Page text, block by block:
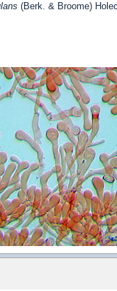
(Berk. & Broome)